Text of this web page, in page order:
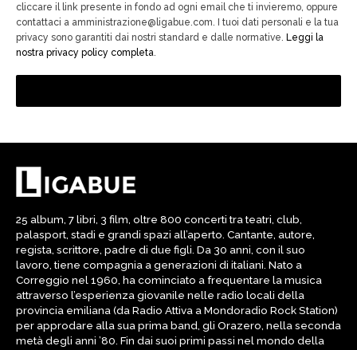
cliccare il link presente in fondo ad ogni email che ti invieremo, oppure
contattaci a amministrazione@ligabue.com. I tuoi dati personali e la tua
privacy sono garantiti dai nostri standard e dalle normative. Leggi la
nostra privacy policy completa.
25 album, 7 libri, 3 film, oltre 800 concerti tra teatri, club,
palasport, stadi e grandi spazi all’aperto. Cantante, autore,
regista, scrittore, padre di due figli. Da 30 anni, con il suo
lavoro, tiene compagnia a generazioni di italiani. Nato a
Correggio nel 1960, ha cominciato a frequentare la musica
attraverso l’esperienza giovanile nelle radio locali della
provincia emiliana (da Radio Attiva a Mondoradio Rock Station)
per approdare alla sua prima band, gli Orazero, nella seconda
metà degli anni ’80. Fin dai suoi primi passi nel mondo della